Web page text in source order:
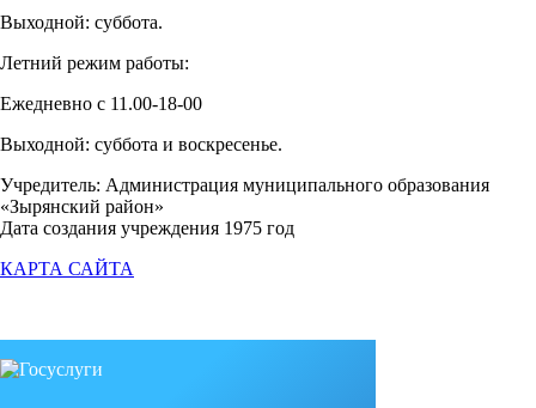
Выходной: суббота.
Летний режим работы:
Ежедневно с 11.00-18-00
Выходной: суббота и воскресенье.
Учредитель: Администрация муниципального образования
«Зырянский район»
Дата создания учреждения 1975 год
КАРТА САЙТА